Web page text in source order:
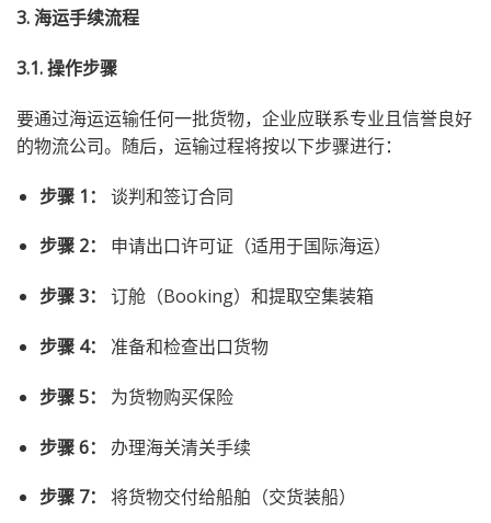
3. 海运手续流程
3.1. 操作步骤
要通过海运运输任何一批货物，企业应联系专业且信誉良好
的物流公司。随后，运输过程将按以下步骤进行：
步骤 1： 谈判和签订合同
步骤 2： 申请出口许可证（适用于国际海运）
步骤 3： 订舱（Booking）和提取空集装箱
步骤 4： 准备和检查出口货物
步骤 5： 为货物购买保险
步骤 6： 办理海关清关手续
步骤 7： 将货物交付给船舶（交货装船）